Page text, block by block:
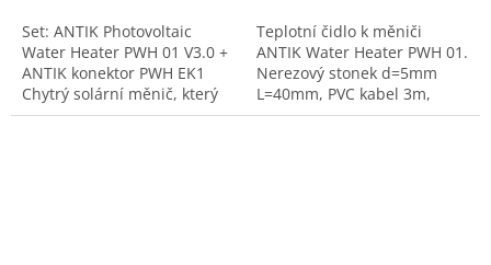
Set: ANTIK Photovoltaic
Water Heater PWH 01 V3.0 +
ANTIK konektor PWH EK1
Chytrý solární měnič, který
nabízí efektivní přímé
Teplotní čidlo k měniči
ANTIK Water Heater PWH 01.
Nerezový stonek d=5mm
L=40mm, PVC kabel 3m,
teplotní rozsah -30..+85°C,